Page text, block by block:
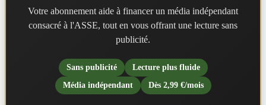
Votre abonnement aide à financer un média indépendant
consacré à l'ASSE, tout en vous offrant une lecture sans
publicité.
Sans publicité
Lecture plus fluide
Média indépendant
Dès 2,99 €/mois